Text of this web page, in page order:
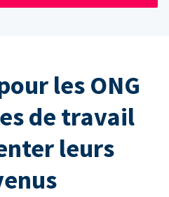
les ONG
de travail
leurs